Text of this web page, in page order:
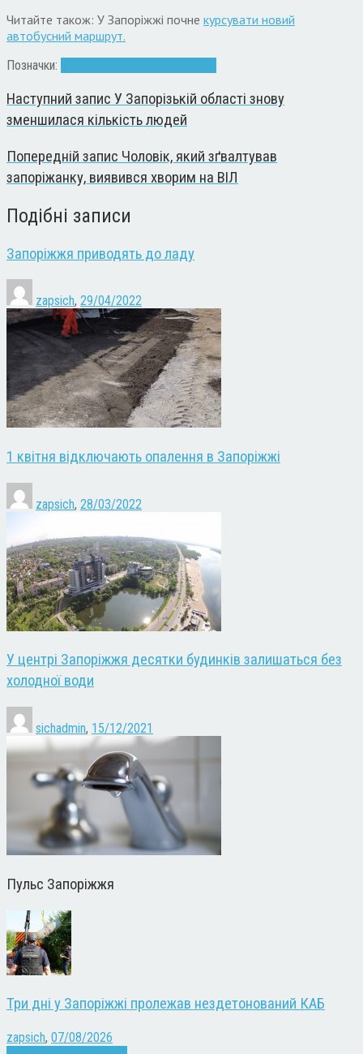
Читайте також: У Запоріжжі почне курсувати новий
автобусний маршрут.
Позначки:
Наступний запис У Запорізькій області знову
зменшилася кількість людей
Попередній запис Чоловік, який зґвалтував
запоріжанку, виявився хворим на ВІЛ
Подібні записи
Запоріжжя приводять до ладу
zapsich, 29/04/2022
1 квітня відключають опалення в Запоріжжі
zapsich, 28/03/2022
У центрі Запоріжжя десятки будинків залишаться без
холодної води
sichadmin, 15/12/2021
Пульс Запоріжжя
Три дні у Запоріжжі пролежав нездетонований КАБ
zapsich, 07/08/2026